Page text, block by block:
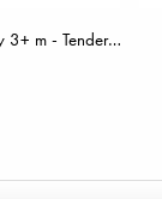
Smoczek bambusowy Ortodontyczny 3+ m - Tender Blue